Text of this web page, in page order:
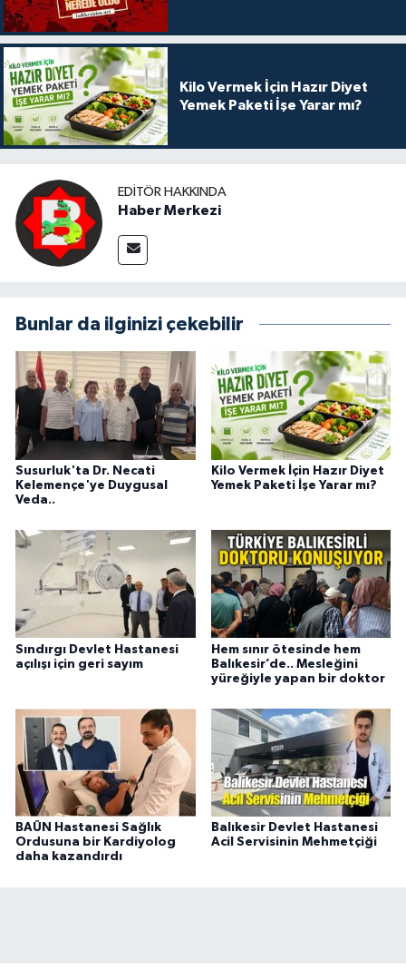
Kilo Vermek İçin Hazır Diyet
Yemek Paketi İşe Yarar mı?
EDITÖR HAKKINDA
Haber Merkezi
Bunlar da ilginizi çekebilir
Susurluk'ta Dr. Necati
Kelemençe'ye Duygusal
Veda..
Kilo Vermek İçin Hazır Diyet
Yemek Paketi İşe Yarar mı?
Sındırgı Devlet Hastanesi
açılışı için geri sayım
Hem sınır ötesinde hem
Balıkesir’de.. Mesleğini
yüreğiyle yapan bir doktor
BAÜN Hastanesi Sağlık
Ordusuna bir Kardiyolog
daha kazandırdı
Balıkesir Devlet Hastanesi
Acil Servisinin Mehmetçiği